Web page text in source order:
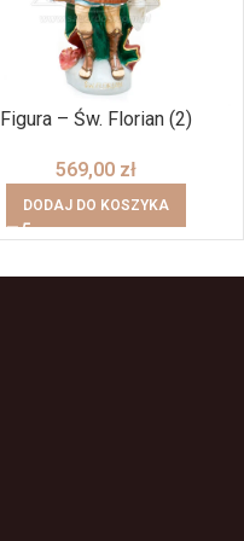
Figura – Św. Florian (2)
569,00 zł
DODAJ DO KOSZYKA